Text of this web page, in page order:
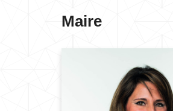
Maire